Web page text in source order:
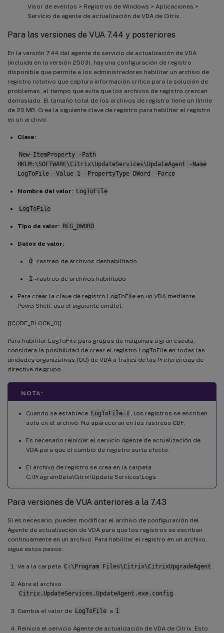
Visor de eventos > Registros de Windows > Aplicaciones >
Servicio de agente de actualización de VDA de Citrix.
Para las versiones de VUA 7.44 y posteriores
En la versión 7.44 del agente de servicio de actualización de VDA
(incluida en la versión 2503), hay una configuración de registro
disponible que permite a los administradores habilitar un archivo de
registro rotativo que captura información crítica para la solución de
problemas, al tiempo que evita que los archivos de registro crezcan
demasiado. El tamaño total de los archivos de registro tiene un límite
de 20 MB. Crea la siguiente clave de registro para habilitar el registro
en un archivo:
Clave:
New-ItemProperty -Path
HKLM:\SOFTWARE\Citrix\UpdateServices\UpdateAgent -Name
LogToFile -Value 1 -PropertyType DWord -Force
Nombre del valor: LogToFile
LogToFile
Tipo de valor: REG_DWORD
Datos de valor:
0 - rastreo de archivos deshabilitado
1 - rastreo de archivos habilitado
Para crear la clave de registro LogToFile en un VDA mediante
PowerShell, usa el siguiente cmdlet:
[[CODE_BLOCK_0]]
Para habilitar LogToFile para grupos de máquinas a gran escala,
considera la posibilidad de crear el registro LogToFile en todas las
unidades organizativas (OU) de VDA a través de las Preferencias de
directiva de grupo.
NOTA:
Cuando se establece LogToFile=1
, los registros se escriben
solo en el archivo. No aparecerán en los rastreos CDF.
Es necesario reiniciar el servicio Agente de actualización de
VDA para que el cambio de registro surta efecto.
El archivo de registro se crea en la carpeta
C:\ProgramData\Citrix\Update Services\Logs.
Para versiones de VUA anteriores a la 7.43
Si es necesario, puedes modificar el archivo de configuración del
Agente de actualización de VDA para que los registros se escriban
continuamente en un archivo. Para habilitar el registro en un archivo,
sigue estos pasos:
Ve a la carpeta C:\Program Files\Citrix\CitrixUpgradeAgent
Abre el archivo
Citrix.UpdateServices.UpdateAgent.exe.config
Cambia el valor de LogToFile a 1
Reinicia el servicio Agente de actualización de VDA de Citrix. Esto